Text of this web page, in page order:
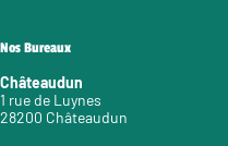
Nos Bureaux
Châteaudun
1 rue de Luynes
28200 Châteaudun